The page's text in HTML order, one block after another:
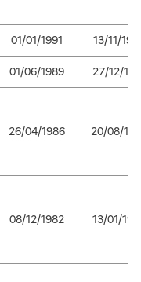
01/01/1991
13/11/
01/06/1989 27/12/
26/04/1986 20/08/
08/12/1982 13/01/